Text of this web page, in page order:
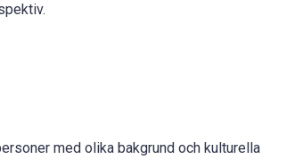
med olika bakgrund och kulturella